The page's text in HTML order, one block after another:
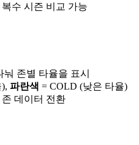
수 시즌 비교 가능
눠 존별 타율을 표시
파란색 = COLD (낮은 타율)
데이터 전환